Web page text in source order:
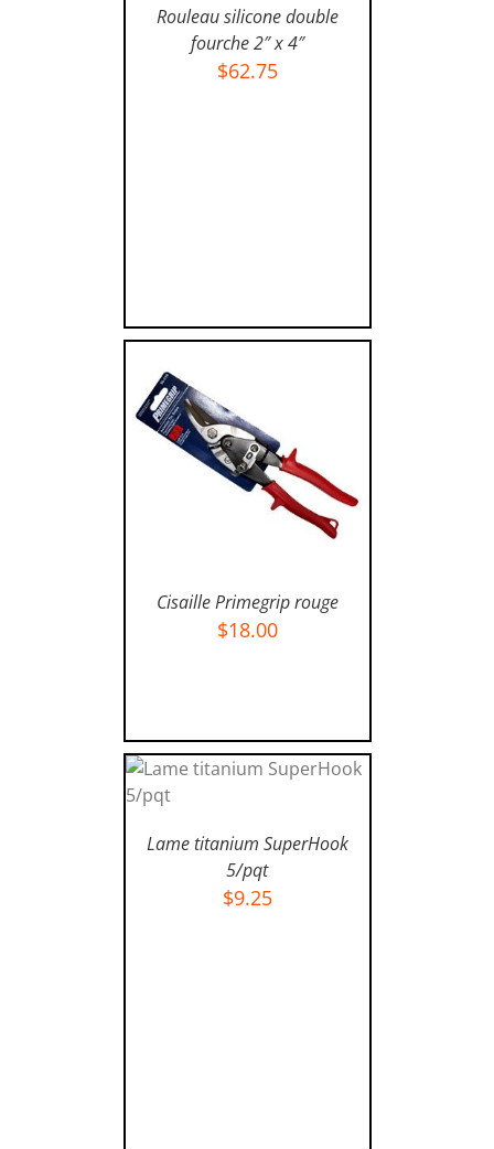
DÉTAILS
Rouleau silicone double
fourche 2″ x 4″
$62.75
Cisaille Primegrip rouge
$18.00
DÉTAILS
Lame titanium SuperHook
5/pqt
$9.25